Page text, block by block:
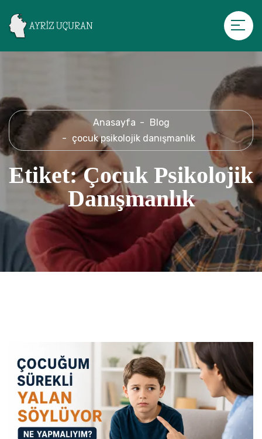
Anasayfa
Blog
çocuk psikolojik danışmanlık
Etiket:Çocuk Psikolojik
Danışmanlık